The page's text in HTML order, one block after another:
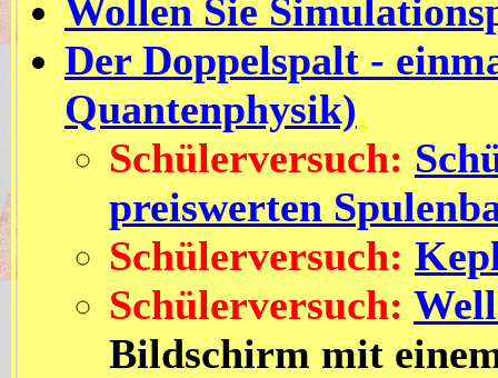
Wollen Sie
Der Doppelspalt -
Quantenphysik).
Schülerversuch:
preiswerten
Schülerversuch:
Schülerversuch:
Bildschirm mit